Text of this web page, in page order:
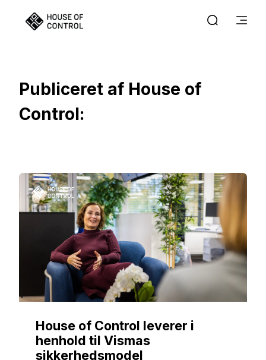
Publiceret af House of
Control:
House of Control leverer i
henhold til Vismas
sikkerhedsmodel